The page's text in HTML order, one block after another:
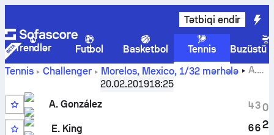
Tətbiqi endir
Trendlər Futbol Basketbol Tennis
Buzüstü
Tennis
Challenger Morelos, Mexico, 1/32 mərhələ
A.
canlı hesabı və başabaş mübarizə
nəticələri
20.02.201918:25
A. González
E. King
4
6
3
6
0
2